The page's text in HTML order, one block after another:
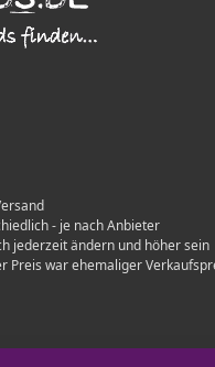
- je nach Anbieter
jederzeit ändern und höher sein
Preis war ehemaliger